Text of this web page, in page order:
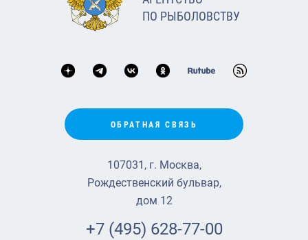
ПО РЫБОЛОВСТВУ
ОБРАТНАЯ СВЯЗЬ
107031, г. Москва,
Рождественский бульвар,
дом 12
+7 (495) 628-77-00